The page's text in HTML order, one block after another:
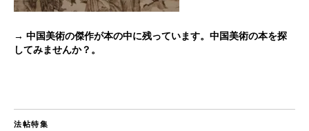
→ 中国美術の傑作が本の中に残っています。中国美術の本を探
してみませんか？。
法帖特集